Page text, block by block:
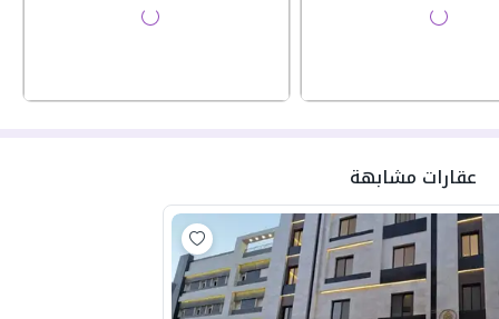
عقارات مشابهة